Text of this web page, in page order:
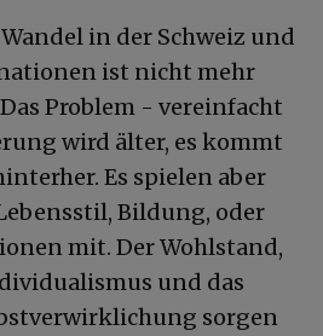
in der Schweiz und
ist nicht mehr
Problem - vereinfacht
wird älter, es kommt
Es spielen aber
Bildung, oder
mit. Der Wohlstand,
und das
sorgen